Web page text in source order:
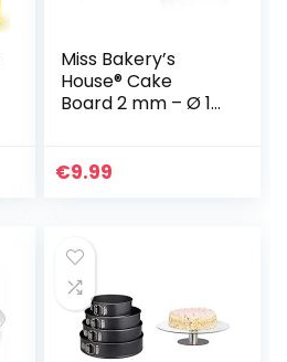
Miss Bakery’s
House® Cake
Board 2 mm – Ø 15
beidseitig
€9.99